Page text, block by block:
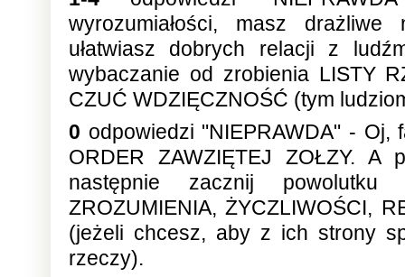
wyrozumiałości, masz
ułatwiasz dobrych relacji z
wybaczanie od zrobienia LISTY
CZUĆ WDZIĘCZNOŚĆ (tym
0 odpowiedzi "NIEPRAWDA" -
ORDER ZAWZIĘTEJ ZOŁZY.
następnie zacznij powolutku
ZROZUMIENIA, ŻYCZLIWOŚCI,
(jeżeli chcesz, aby z ich strony
rzeczy).